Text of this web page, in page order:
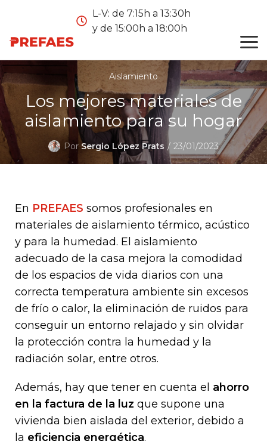
L-V: de 7:15h a 13:30h
y de 15:00h a 18:00h
Aislamiento
Los mejores materiales de
aislamiento para su hogar
Por Sergio López Prats 23/01/2023
En PREFAES somos profesionales en
materiales de aislamiento térmico, acústico
y para la humedad. El aislamiento
adecuado de la casa mejora la comodidad
de los espacios de vida diarios con una
correcta temperatura ambiente sin excesos
de frío o calor, la eliminación de ruidos para
conseguir un entorno relajado y sin olvidar
la protección contra la humedad y la
radiación solar, entre otros.
Además, hay que tener en cuenta el ahorro
en la factura de la luz que supone una
vivienda bien aislada del exterior, debido a
la eficiencia energética.